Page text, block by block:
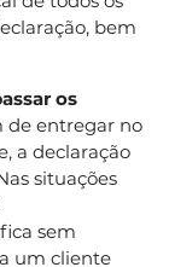
bem
os
de entregar no
a declaração
situações
sem
um cliente